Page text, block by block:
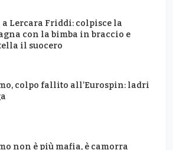
Lercara Friddi: colpisce la
con la bimba in braccio e
il suocero
colpo fallito all’Eurospin: ladri
non è più mafia, è camorra